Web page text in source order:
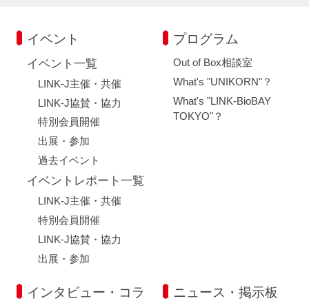
イベント
イベント一覧
LINK-J主催・共催
LINK-J協賛・協力
特別会員開催
出展・参加
過去イベント
イベントレポート一覧
LINK-J主催・共催
特別会員開催
LINK-J協賛・協力
出展・参加
プログラム
Out of Box相談室
What's "UNIKORN"？
What's "LINK-BioBAY
TOKYO"？
インタビュー・コラ
ニュース・掲示板